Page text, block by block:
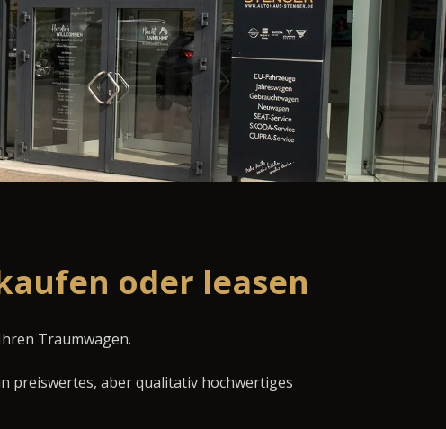
oder leasen
Traumwagen.
preiswertes, aber qualitativ hochwertiges